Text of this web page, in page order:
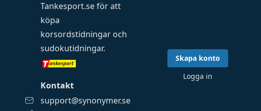
Tankesport.seför att
köpa
korsordstidningar och
sudokutidningar.
Kontakt
support@synonymer.se
Skapa konto
Logga in